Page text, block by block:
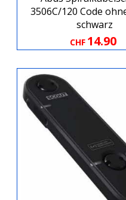
3506C/120 Code
schwarz
CHF 14.90